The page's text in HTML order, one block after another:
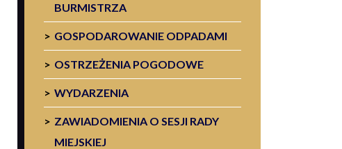
BURMISTRZA
GOSPODAROWANIE ODPADAMI
OSTRZEŻENIA POGODOWE
WYDARZENIA
ZAWIADOMIENIA O SESJI RADY
MIEJSKIEJ